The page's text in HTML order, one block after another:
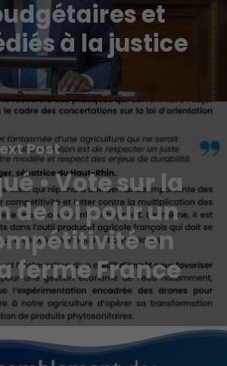
et
à la justice
Post
• Vote sur la
de loi pour un
en
ferme France